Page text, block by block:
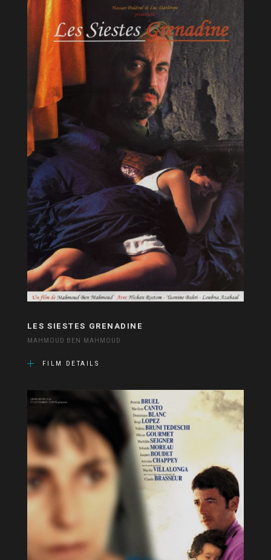
LES SIESTES GRENADINE
MAHMOUD BEN MAHMOUD
FILM DETAILS